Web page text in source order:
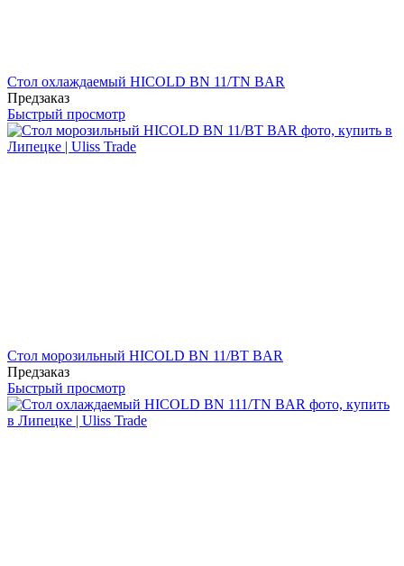
Стол охлаждаемый HICOLD BN 11/TN BAR
Предзаказ
Быстрый просмотр
Стол морозильный HICOLD BN 11/BT BAR
Предзаказ
Быстрый просмотр